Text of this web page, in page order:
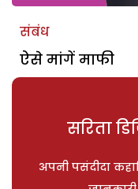
संबंध
ऐसे मांगें माफी
सरिता
अपनी पसंदीदा